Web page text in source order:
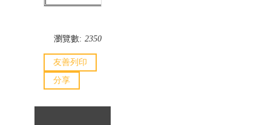
瀏覽數: 2350
友善列印
分享